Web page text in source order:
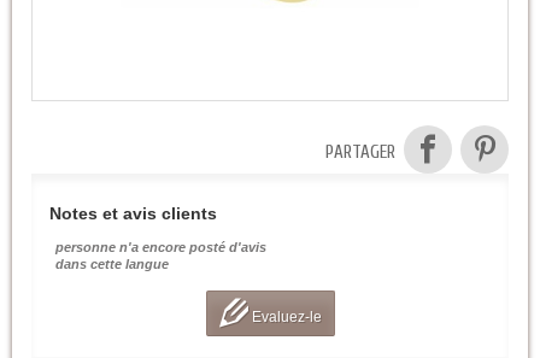
PARTAGER
Notes et avis clients
personne n'a encore posté d'avis
dans cette langue
Evaluez-le